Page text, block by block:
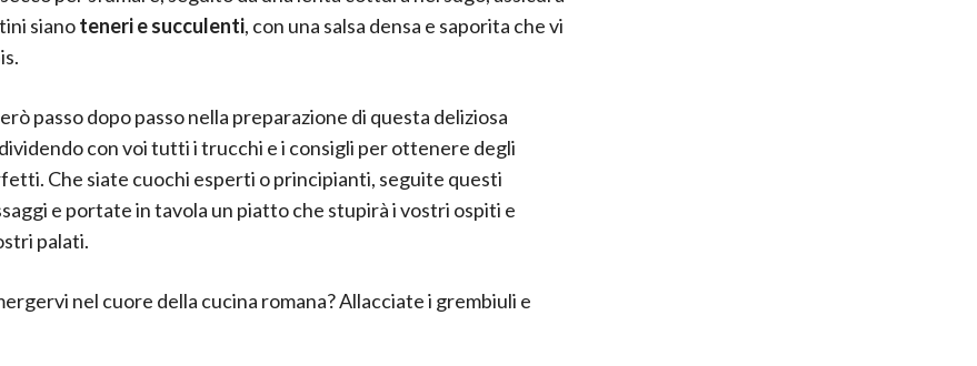
sianoteneri e succulenti, con una salsa densa e saporita che vi
passo dopo passo nella preparazione di questa deliziosa
con voi tutti i trucchi e i consigli per ottenere degli
Che siate cuochi esperti o principianti, seguite questi
e portate in tavola un piatto che stupirà i vostri ospiti e
palati.
nel cuore della cucina romana? Allacciate i grembiuli e